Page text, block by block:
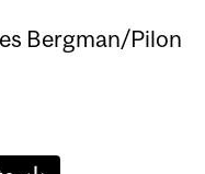
Bergman/Pilon